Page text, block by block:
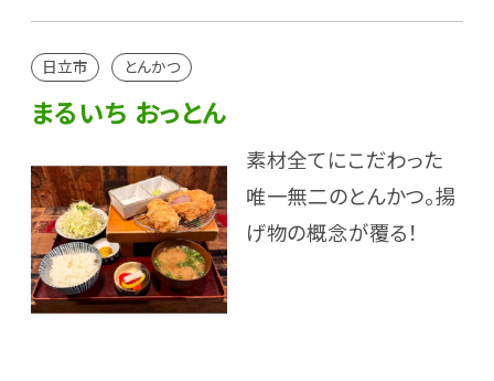
日立市 とんかつ
まるいち おっとん
素材全てにこだわった
唯一無二のとんかつ。揚
げ物の概念が覆る！